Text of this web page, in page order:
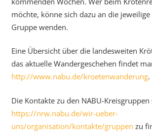
möchte, könne sich dazu an die
Gruppe wenden.
Eine Übersicht über die landesweiten
das aktuelle Wandergeschehen findet
http://www.nabu.de/kroetenwanderung.
Die Kontakte zu den NABU-
https://nrw.nabu.de/wir-ueber-
uns/organisation/kontakte/gruppen zu